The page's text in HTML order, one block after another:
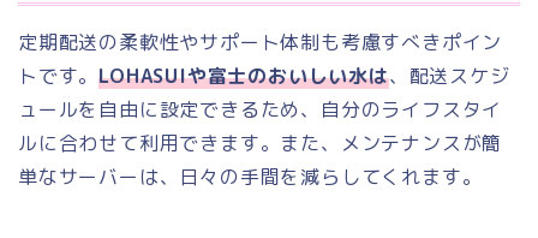
定期配送の柔軟性やサポート体制も考慮すべきポイン
トです。LOHASUIや富士のおいしい水は、配送スケジ
ュールを自由に設定できるため、自分のライフスタイ
ルに合わせて利用できます。また、メンテナンスが簡
単なサーバーは、日々の手間を減らしてくれます。